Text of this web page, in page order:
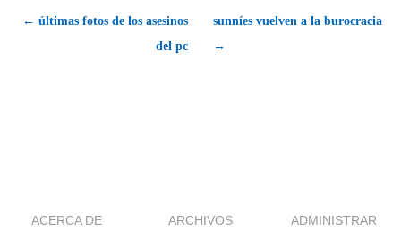
← últimas fotos de los asesinos
del pc
sunníes vuelven a la burocracia
→
ACERCA DE ARCHIVOS ADMINISTRAR